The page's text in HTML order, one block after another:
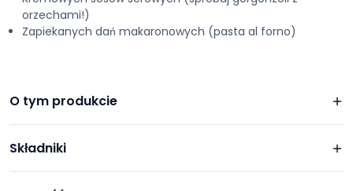
orzechami!)
Zapiekanych dań makaronowych (pasta al forno)
O tym produkcie
Składniki